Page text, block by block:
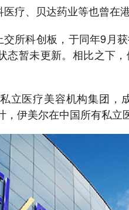
疗、贝达药业等也曾在
所科创板，于同年9月
态暂未更新。相比之下
立医疗美容机构集团，
伊美尔在中国所有私立